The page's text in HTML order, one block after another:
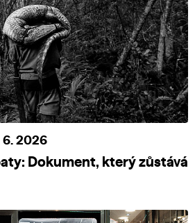
6. 2026
Dokument, který zůstává